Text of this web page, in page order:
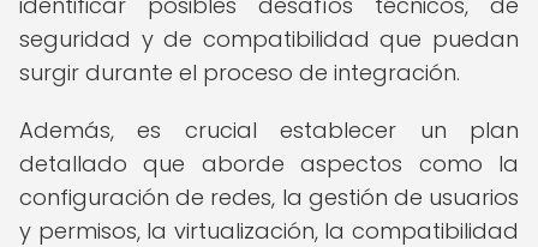
seguridad y de compatibilidad que puedan
surgir durante el proceso de integración.
Además, es crucial establecer un plan
detallado que aborde aspectos como la
configuración de redes, la gestión de usuarios
y permisos, la virtualización, la compatibilidad